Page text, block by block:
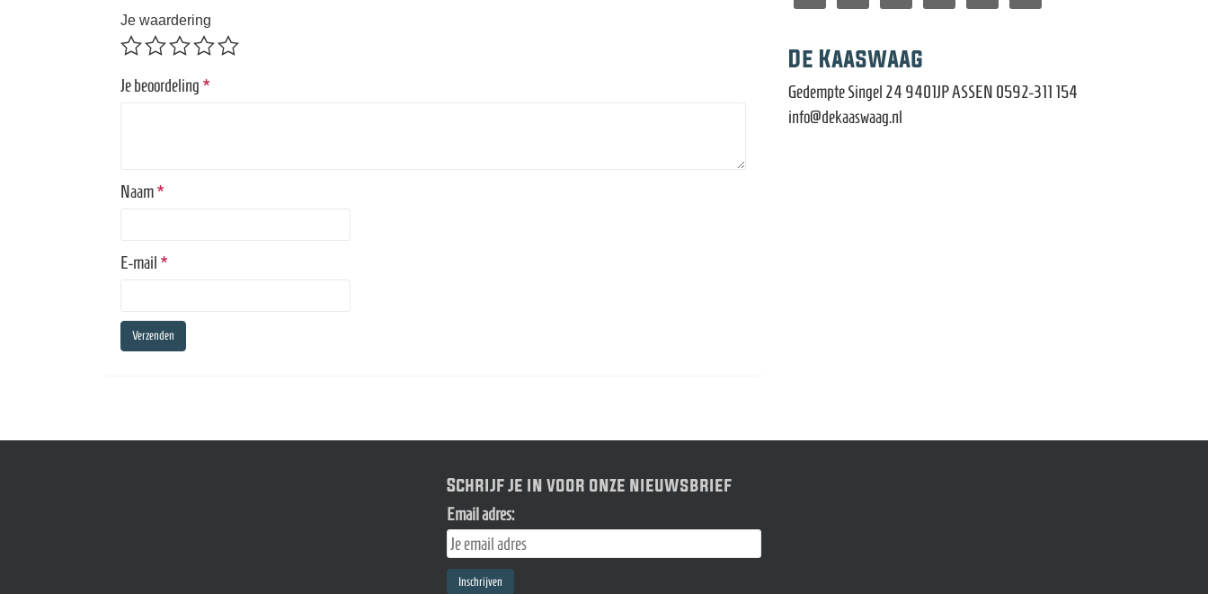
Je waardering
Je beoordeling *
Naam*
E-mail *
De Kaaswaag
Gedempte Singel 24 9401JP ASSEN 0592-311 154
info@dekaaswaag.nl
Schrijf je in voor onze nieuwsbrief
Email adres: